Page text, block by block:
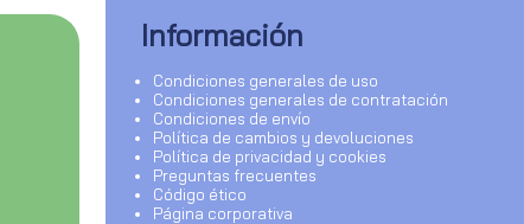
Información
Condiciones generales de uso
Condiciones generales de contratación
Condiciones de envío
Política de cambios y devoluciones
Política de privacidad y cookies
Preguntas frecuentes
Código ético
Página corporativa